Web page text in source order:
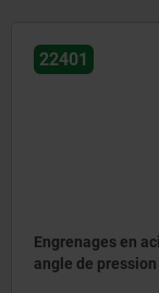
22401
Engrenages en
angle de pression